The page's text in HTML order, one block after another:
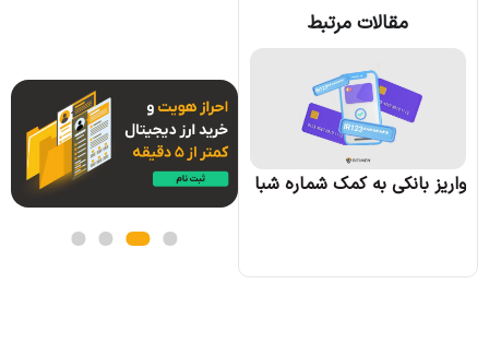
مقالات مرتبط
واریز بانکی به کمک شماره شبا